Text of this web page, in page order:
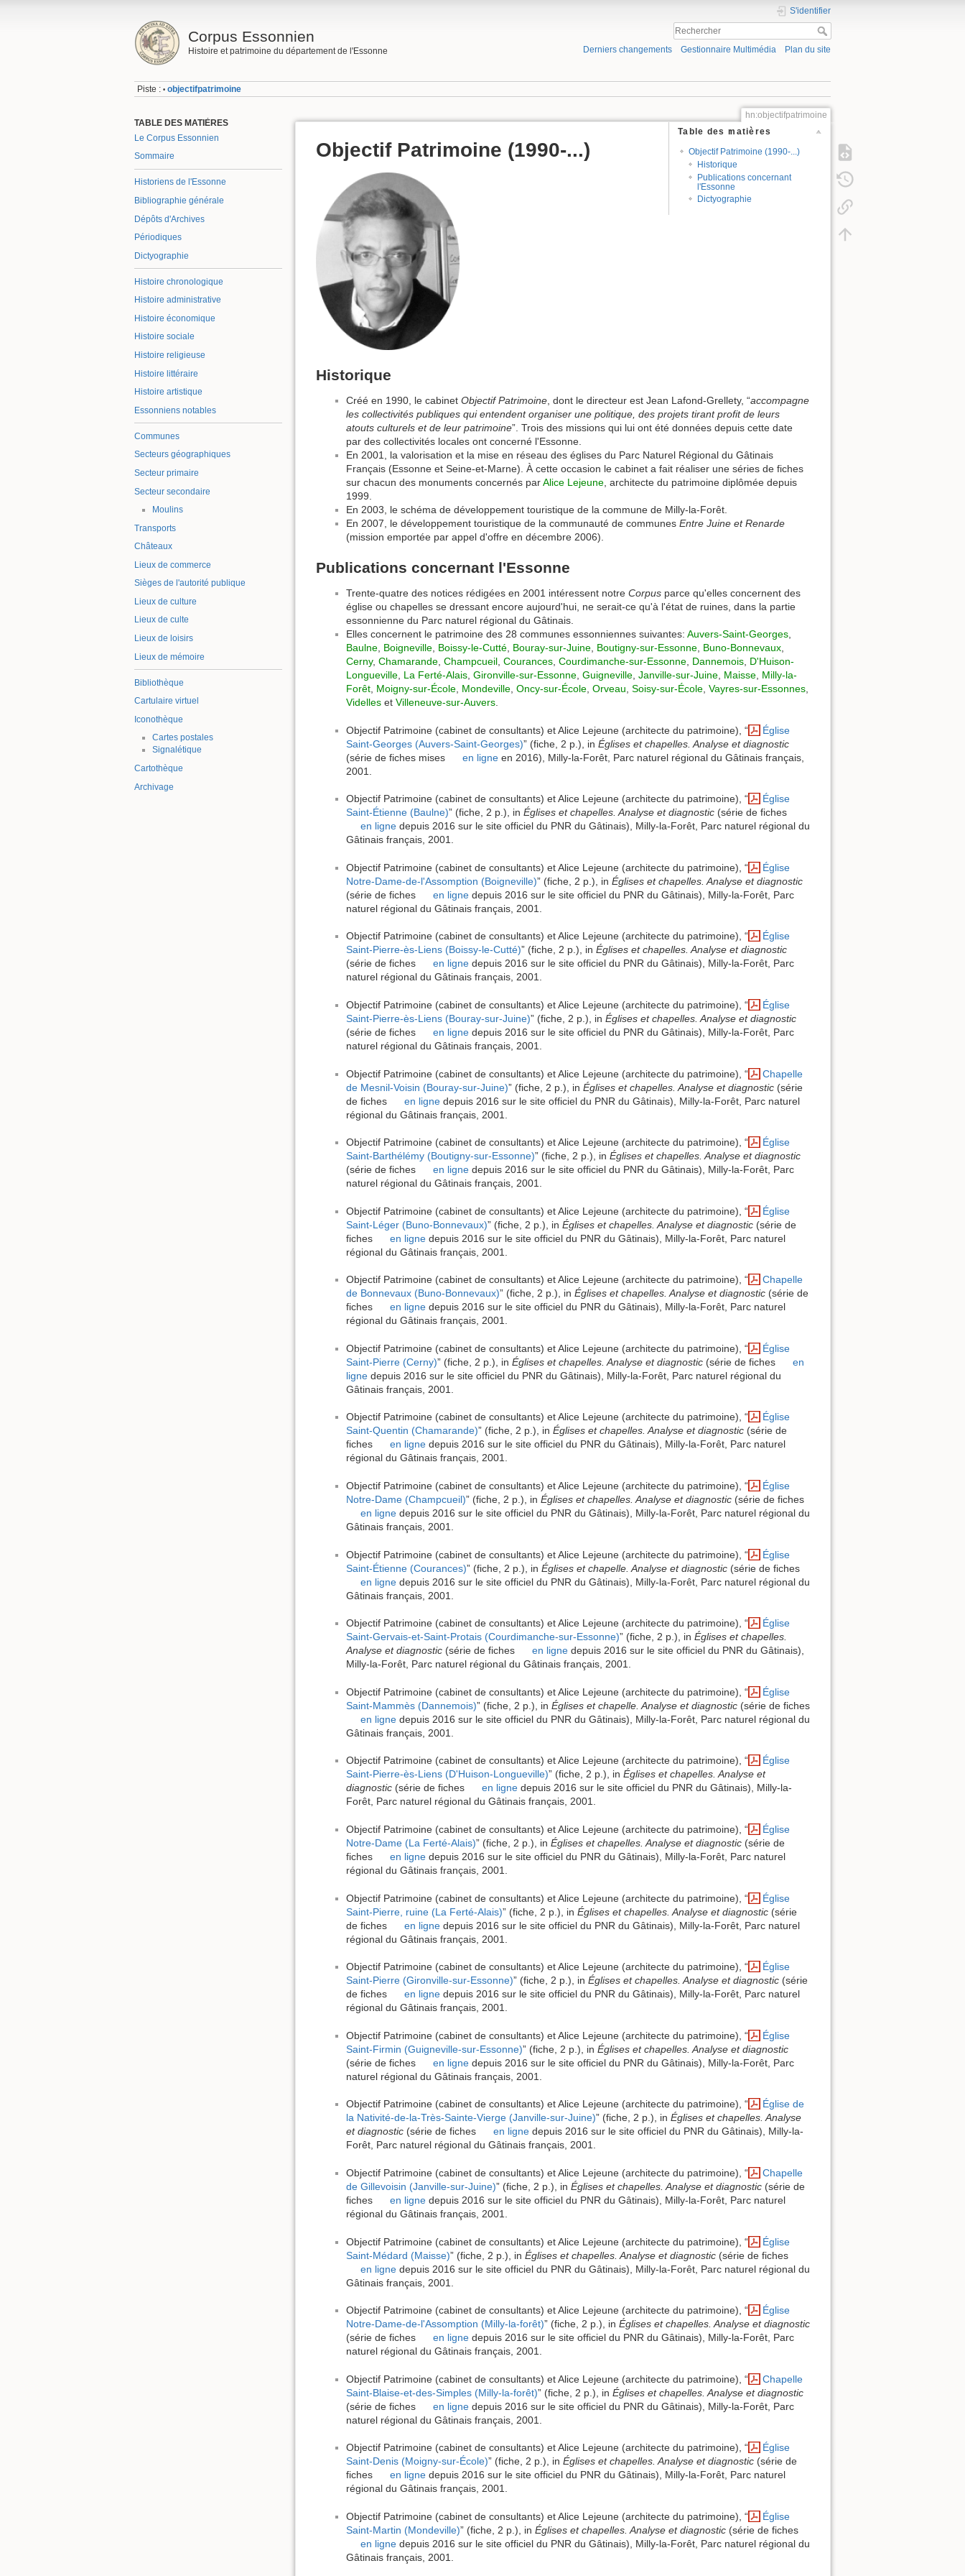
Corpus Essonnien
Histoire et patrimoine du département de l'Essonne
S'identifier
Derniers changements Gestionnaire Multimédia Plan du site
Piste : • objectifpatrimoine
TABLE DES MATIÈRES
Le Corpus Essonnien
Sommaire
Historiens de l'Essonne
Bibliographie générale
Dépôts d'Archives
Périodiques
Dictyographie
Histoire chronologique
Histoire administrative
Histoire économique
Histoire sociale
Histoire religieuse
Histoire littéraire
Histoire artistique
Essonniens notables
Communes
Secteurs géographiques
Secteur primaire
Secteur secondaire
Moulins
Transports
Châteaux
Lieux de commerce
Sièges de l'autorité publique
Lieux de culture
Lieux de culte
Lieux de loisirs
Lieux de mémoire
Bibliothèque
Cartulaire virtuel
Iconothèque
Cartes postales
Signalétique
Cartothèque
Archivage
hn:objectifpatrimoine
Table des matières
Objectif Patrimoine (1990-...)
Historique
Publications concernant
l'Essonne
Dictyographie
Objectif Patrimoine (1990-...)
Historique
Créé en 1990, le cabinet Objectif Patrimoine, dont le directeur est Jean Lafond-Grellety, “accompagne
les collectivités publiques qui entendent organiser une politique, des projets tirant profit de leurs
atouts culturels et de leur patrimoine”. Trois des missions qui lui ont été données depuis cette date
par des collectivités locales ont concerné l'Essonne.
En 2001, la valorisation et la mise en réseau des églises du Parc Naturel Régional du Gâtinais
Français (Essonne et Seine-et-Marne). À cette occasion le cabinet a fait réaliser une séries de fiches
sur chacun des monuments concernés parAlice Lejeune, architecte du patrimoine diplômée depuis
1999.
En 2003, le schéma de développement touristique de la commune de Milly-la-Forêt.
En 2007, le développement touristique de la communauté de communes Entre Juine et Renarde
(mission emportée par appel d'offre en décembre 2006).
Publications concernant l'Essonne
Trente-quatre des notices rédigées en 2001 intéressent notre Corpus parce qu'elles concernent des
église ou chapelles se dressant encore aujourd'hui, ne serait-ce qu'à l'état de ruines, dans la partie
essonnienne du Parc naturel régional du Gâtinais.
Elles concernent le patrimoine des 28 communes essonniennes suivantes: Auvers-Saint-Georges
Baulne Boigneville Boissy-le-Cutté Bouray-sur-Juine Boutigny-sur-Essonne Buno-Bonnevaux
Cerny, Chamarande Champcueil Courances Courdimanche-sur-Essonne Dannemois D'Huison-
Longueville La Ferté-Alais Gironville-sur-Essonne Guigneville Janville-sur-Juine Maisse Milly-la-
Forêt Moigny-sur-École Mondeville Oncy-sur-École Orveau Soisy-sur-École Vayres-sur-Essonnes
Videlles et Villeneuve-sur-Auvers
Objectif Patrimoine (cabinet de consultants) et Alice Lejeune (architecte du patrimoine), “
Église
Saint-Georges (Auvers-Saint-Georges)” (fiche, 2 p.), in Églises et chapelles. Analyse et diagnostic
(série de fiches mises
en ligneen 2016), Milly-la-Forêt, Parc naturel régional du Gâtinais français,
2001.
Objectif Patrimoine (cabinet de consultants) et Alice Lejeune (architecte du patrimoine), “
Église
Saint-Étienne (Baulne)” (fiche, 2 p.), in Églises et chapelles. Analyse et diagnostic (série de fiches
en lignedepuis 2016 sur le site officiel du PNR du Gâtinais), Milly-la-Forêt, Parc naturel régional du
Gâtinais français, 2001.
Objectif Patrimoine (cabinet de consultants) et Alice Lejeune (architecte du patrimoine), “
Église
Notre-Dame-de-l'Assomption (Boigneville)” (fiche, 2 p.), in Églises et chapelles. Analyse et diagnostic
(série de fiches
en lignedepuis 2016 sur le site officiel du PNR du Gâtinais), Milly-la-Forêt, Parc
naturel régional du Gâtinais français, 2001.
Objectif Patrimoine (cabinet de consultants) et Alice Lejeune (architecte du patrimoine), “
Église
Saint-Pierre-ès-Liens (Boissy-le-Cutté)” (fiche, 2 p.), in Églises et chapelles. Analyse et diagnostic
(série de fiches
en lignedepuis 2016 sur le site officiel du PNR du Gâtinais), Milly-la-Forêt, Parc
naturel régional du Gâtinais français, 2001.
Objectif Patrimoine (cabinet de consultants) et Alice Lejeune (architecte du patrimoine), “
Église
Saint-Pierre-ès-Liens (Bouray-sur-Juine)” (fiche, 2 p.), in Églises et chapelles. Analyse et diagnostic
(série de fiches
en lignedepuis 2016 sur le site officiel du PNR du Gâtinais), Milly-la-Forêt, Parc
naturel régional du Gâtinais français, 2001.
Objectif Patrimoine (cabinet de consultants) et Alice Lejeune (architecte du patrimoine), “
Chapelle
de Mesnil-Voisin (Bouray-sur-Juine)” (fiche, 2 p.), in Églises et chapelles. Analyse et diagnostic (série
de fiches
en lignedepuis 2016 sur le site officiel du PNR du Gâtinais), Milly-la-Forêt, Parc naturel
régional du Gâtinais français, 2001.
Objectif Patrimoine (cabinet de consultants) et Alice Lejeune (architecte du patrimoine), “
Église
Saint-Barthélémy (Boutigny-sur-Essonne)” (fiche, 2 p.), in Églises et chapelles. Analyse et diagnostic
(série de fiches
en lignedepuis 2016 sur le site officiel du PNR du Gâtinais), Milly-la-Forêt, Parc
naturel régional du Gâtinais français, 2001.
Objectif Patrimoine (cabinet de consultants) et Alice Lejeune (architecte du patrimoine), “
Église
Saint-Léger (Buno-Bonnevaux)” (fiche, 2 p.), in Églises et chapelles. Analyse et diagnostic (série de
fiches
en lignedepuis 2016 sur le site officiel du PNR du Gâtinais), Milly-la-Forêt, Parc naturel
régional du Gâtinais français, 2001.
Objectif Patrimoine (cabinet de consultants) et Alice Lejeune (architecte du patrimoine), “
Chapelle
de Bonnevaux (Buno-Bonnevaux)” (fiche, 2 p.), in Églises et chapelles. Analyse et diagnostic (série de
fiches
en lignedepuis 2016 sur le site officiel du PNR du Gâtinais), Milly-la-Forêt, Parc naturel
régional du Gâtinais français, 2001.
Objectif Patrimoine (cabinet de consultants) et Alice Lejeune (architecte du patrimoine), “
Église
Saint-Pierre (Cerny)” (fiche, 2 p.), in Églises et chapelles. Analyse et diagnostic (série de fiches
en
ligne depuis 2016 sur le site officiel du PNR du Gâtinais), Milly-la-Forêt, Parc naturel régional du
Gâtinais français, 2001.
Objectif Patrimoine (cabinet de consultants) et Alice Lejeune (architecte du patrimoine), “
Église
Saint-Quentin (Chamarande)” (fiche, 2 p.), in Églises et chapelles. Analyse et diagnostic (série de
fiches
en lignedepuis 2016 sur le site officiel du PNR du Gâtinais), Milly-la-Forêt, Parc naturel
régional du Gâtinais français, 2001.
Objectif Patrimoine (cabinet de consultants) et Alice Lejeune (architecte du patrimoine), “
Église
Notre-Dame (Champcueil)” (fiche, 2 p.), in Églises et chapelles. Analyse et diagnostic (série de fiches
en lignedepuis 2016 sur le site officiel du PNR du Gâtinais), Milly-la-Forêt, Parc naturel régional du
Gâtinais français, 2001.
Objectif Patrimoine (cabinet de consultants) et Alice Lejeune (architecte du patrimoine), “
Église
Saint-Étienne (Courances)” (fiche, 2 p.), in Églises et chapelle. Analyse et diagnostic (série de fiches
en lignedepuis 2016 sur le site officiel du PNR du Gâtinais), Milly-la-Forêt, Parc naturel régional du
Gâtinais français, 2001.
Objectif Patrimoine (cabinet de consultants) et Alice Lejeune (architecte du patrimoine), “
Église
Saint-Gervais-et-Saint-Protais (Courdimanche-sur-Essonne)” (fiche, 2 p.), in Églises et chapelles.
Analyse et diagnostic (série de fiches en lignedepuis 2016 sur le site officiel du PNR du Gâtinais),
Milly-la-Forêt, Parc naturel régional du Gâtinais français, 2001.
Objectif Patrimoine (cabinet de consultants) et Alice Lejeune (architecte du patrimoine), “
Église
Saint-Mammès (Dannemois)” (fiche, 2 p.), in Églises et chapelle. Analyse et diagnostic (série de fiches
en lignedepuis 2016 sur le site officiel du PNR du Gâtinais), Milly-la-Forêt, Parc naturel régional du
Gâtinais français, 2001.
Objectif Patrimoine (cabinet de consultants) et Alice Lejeune (architecte du patrimoine), “
Église
Saint-Pierre-ès-Liens (D'Huison-Longueville)” (fiche, 2 p.), in Églises et chapelles. Analyse et
diagnostic (série de fiches en lignedepuis 2016 sur le site officiel du PNR du Gâtinais), Milly-la-
Forêt, Parc naturel régional du Gâtinais français, 2001.
Objectif Patrimoine (cabinet de consultants) et Alice Lejeune (architecte du patrimoine), “
Église
Notre-Dame (La Ferté-Alais)” (fiche, 2 p.), in Églises et chapelles. Analyse et diagnostic (série de
fiches
en lignedepuis 2016 sur le site officiel du PNR du Gâtinais), Milly-la-Forêt, Parc naturel
régional du Gâtinais français, 2001.
Objectif Patrimoine (cabinet de consultants) et Alice Lejeune (architecte du patrimoine), “
Église
Saint-Pierre, ruine (La Ferté-Alais)” (fiche, 2 p.), in Églises et chapelles. Analyse et diagnostic (série
de fiches
en lignedepuis 2016 sur le site officiel du PNR du Gâtinais), Milly-la-Forêt, Parc naturel
régional du Gâtinais français, 2001.
Objectif Patrimoine (cabinet de consultants) et Alice Lejeune (architecte du patrimoine), “
Église
Saint-Pierre (Gironville-sur-Essonne)” (fiche, 2 p.), in Églises et chapelles. Analyse et diagnostic (série
de fiches
en lignedepuis 2016 sur le site officiel du PNR du Gâtinais), Milly-la-Forêt, Parc naturel
régional du Gâtinais français, 2001.
Objectif Patrimoine (cabinet de consultants) et Alice Lejeune (architecte du patrimoine), “
Église
Saint-Firmin (Guigneville-sur-Essonne)” (fiche, 2 p.), in Églises et chapelles. Analyse et diagnostic
(série de fiches
en lignedepuis 2016 sur le site officiel du PNR du Gâtinais), Milly-la-Forêt, Parc
naturel régional du Gâtinais français, 2001.
Objectif Patrimoine (cabinet de consultants) et Alice Lejeune (architecte du patrimoine), “
Église de
la Nativité-de-la-Très-Sainte-Vierge (Janville-sur-Juine)” (fiche, 2 p.), in Églises et chapelles. Analyse
et diagnostic (série de fiches en lignedepuis 2016 sur le site officiel du PNR du Gâtinais), Milly-la-
Forêt, Parc naturel régional du Gâtinais français, 2001.
Objectif Patrimoine (cabinet de consultants) et Alice Lejeune (architecte du patrimoine), “
Chapelle
de Gillevoisin (Janville-sur-Juine)” (fiche, 2 p.), in Églises et chapelles. Analyse et diagnostic (série de
fiches
en lignedepuis 2016 sur le site officiel du PNR du Gâtinais), Milly-la-Forêt, Parc naturel
régional du Gâtinais français, 2001.
Objectif Patrimoine (cabinet de consultants) et Alice Lejeune (architecte du patrimoine), “
Église
Saint-Médard (Maisse)” (fiche, 2 p.), in Églises et chapelles. Analyse et diagnostic (série de fiches
en lignedepuis 2016 sur le site officiel du PNR du Gâtinais), Milly-la-Forêt, Parc naturel régional du
Gâtinais français, 2001.
Objectif Patrimoine (cabinet de consultants) et Alice Lejeune (architecte du patrimoine), “
Église
Notre-Dame-de-l'Assomption (Milly-la-forêt)” (fiche, 2 p.), in Églises et chapelles. Analyse et diagnostic
(série de fiches
en lignedepuis 2016 sur le site officiel du PNR du Gâtinais), Milly-la-Forêt, Parc
naturel régional du Gâtinais français, 2001.
Objectif Patrimoine (cabinet de consultants) et Alice Lejeune (architecte du patrimoine), “
Chapelle
Saint-Blaise-et-des-Simples (Milly-la-forêt)” (fiche, 2 p.), in Églises et chapelles. Analyse et diagnostic
(série de fiches
en lignedepuis 2016 sur le site officiel du PNR du Gâtinais), Milly-la-Forêt, Parc
naturel régional du Gâtinais français, 2001.
Objectif Patrimoine (cabinet de consultants) et Alice Lejeune (architecte du patrimoine), “
Église
Saint-Denis (Moigny-sur-École)” (fiche, 2 p.), in Églises et chapelles. Analyse et diagnostic (série de
fiches
en lignedepuis 2016 sur le site officiel du PNR du Gâtinais), Milly-la-Forêt, Parc naturel
régional du Gâtinais français, 2001.
Objectif Patrimoine (cabinet de consultants) et Alice Lejeune (architecte du patrimoine), “
Église
Saint-Martin (Mondeville)” (fiche, 2 p.), in Églises et chapelles. Analyse et diagnostic (série de fiches
en lignedepuis 2016 sur le site officiel du PNR du Gâtinais), Milly-la-Forêt, Parc naturel régional du
Gâtinais français, 2001.